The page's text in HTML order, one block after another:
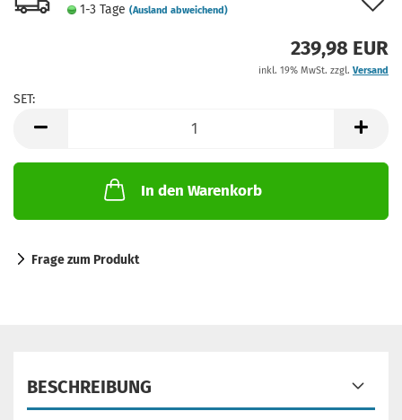
1-3 Tage (Ausland abweichend)
239,98 EUR
inkl. 19% MwSt. zzgl. Versand
SET:
In den Warenkorb
Frage zum Produkt
BESCHREIBUNG